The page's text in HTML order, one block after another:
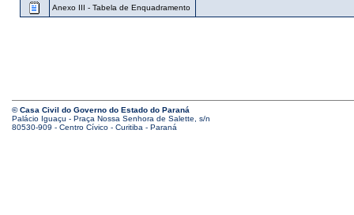
Anexo III - Tabela de Enquadramento
© Casa Civil do Governo do Estado do Paraná
Palácio Iguaçu - Praça Nossa Senhora de Salette, s/n
80530-909 - Centro Cívico - Curitiba - Paraná